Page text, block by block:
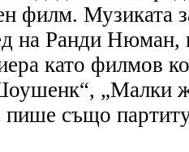
филм. Музиката
на Ранди Нюман,
като филмов
„Малки
пише също